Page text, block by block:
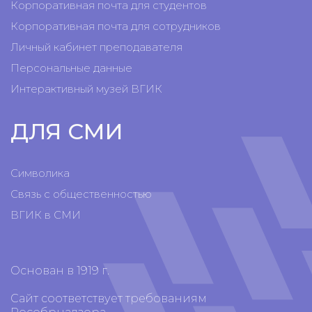
Корпоративная почта для студентов
Корпоративная почта для сотрудников
Личный кабинет преподавателя
Персональные данные
Интерактивный музей ВГИК
ДЛЯ СМИ
Символика
Связь с общественностью
ВГИК в СМИ
Основан в 1919 г.
Сайт соответствует требованиям